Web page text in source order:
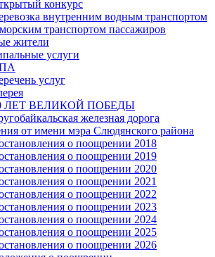
конкурс
внутренним водным транспортом
транспортом пассажиров
жители
услуги
услуг
ЛЕТ ВЕЛИКОЙ ПОБЕДЫ
железная дорога
от имени мэра Слюдянского района
о поощрении 2018
о поощрении 2019
о поощрении 2020
о поощрении 2021
о поощрении 2022
о поощрении 2023
о поощрении 2024
о поощрении 2025
о поощрении 2026